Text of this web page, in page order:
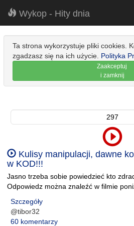
Wykop - Hity dnia
Ta strona wykorzystuje pliki cookies.
zgadzasz się na ich użycie. Polityka
Zaakceptuj
i zamknij
297
Kulisy manipulacji, dawne
w KOD!!!
Jasno trzeba sobie powiedzieć kto
Odpowiedz można znaleźć w filmie
Szczegóły
@tibor32
60 komentarzy